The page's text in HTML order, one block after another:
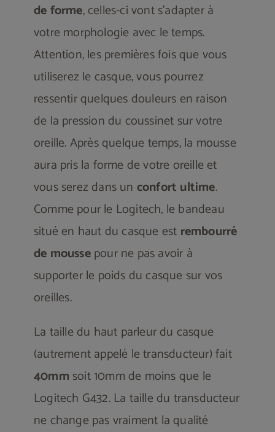
de forme, celles-ci vont s’adapter à
votre morphologie avec le temps.
Attention, les premières fois que vous
utiliserez le casque, vous pourrez
ressentir quelques douleurs en raison
de la pression du coussinet sur votre
oreille. Après quelque temps, la mousse
aura pris la forme de votre oreille et
vous serez dans un confort ultime.
Comme pour le Logitech, le bandeau
situé en haut du casque est rembourré
de moussepour ne pas avoir à
supporter le poids du casque sur vos
oreilles.
La taille du haut parleur du casque
(autrement appelé le transducteur) fait
40mm soit 10mm de moins que le
Logitech G432. La taille du transducteur
ne change pas vraiment la qualité